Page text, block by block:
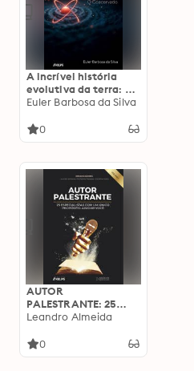
A incrível história
evolutiva da terra: o
Coacervado
Euler Barbosa da Silva
0
AUTOR
PALESTRANTE: 25
especialistas com um
ajudar você!
Leandro Almeida
0